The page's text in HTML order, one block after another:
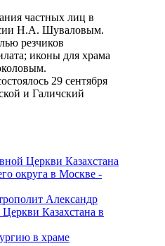
частных лиц в
Н.А. Шуваловым.
резчиков
иконы для храма
29 сентября
и Галичский
Церкви Казахстана
округа в Москве -
Александр
Казахстана в
в храме